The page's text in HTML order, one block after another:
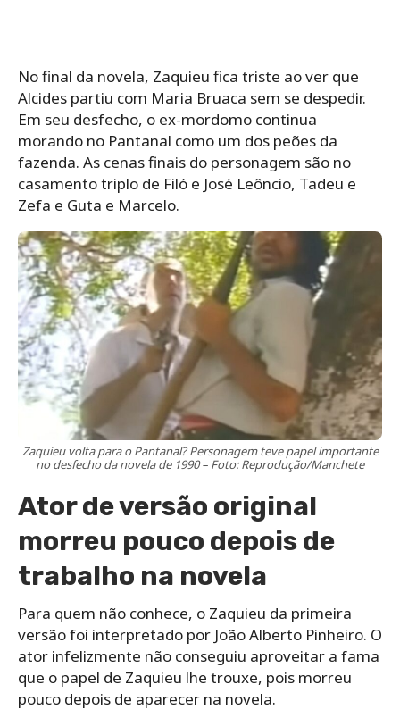
No final da novela, Zaquieu fica triste ao ver que
Alcides partiu com Maria Bruaca sem se despedir.
Em seu desfecho, o ex-mordomo continua
morando no Pantanal como um dos peões da
fazenda. As cenas finais do personagem são no
casamento triplo de Filó e José Leôncio, Tadeu e
Zefa e Guta e Marcelo.
Zaquieu volta para o Pantanal? Personagem teve papel importante
no desfecho da novela de 1990 – Foto: Reprodução/Manchete
Ator de versão original
morreu pouco depois de
trabalho na novela
Para quem não conhece, o Zaquieu da primeira
versão foi interpretado por João Alberto Pinheiro. O
ator infelizmente não conseguiu aproveitar a fama
que o papel de Zaquieu lhe trouxe, pois morreu
pouco depois de aparecer na novela.